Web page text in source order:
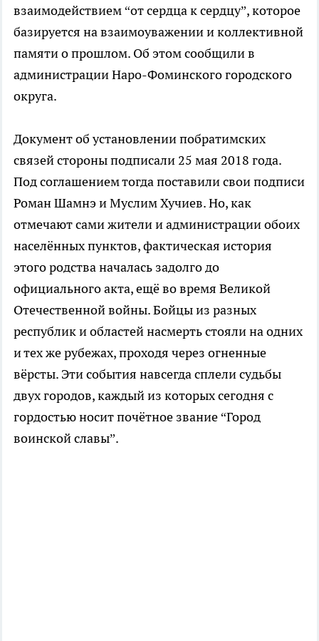
взаимодействием “от сердца к сердцу”, которое
базируется на взаимоуважении и коллективной
памяти о прошлом. Об этом сообщили в
администрации Наро-Фоминского городского
округа.
Документ об установлении побратимских
связей стороны подписали 25 мая 2018 года.
Под соглашением тогда поставили свои подписи
Роман Шамнэ и Муслим Хучиев. Но, как
отмечают сами жители и администрации обоих
населённых пунктов, фактическая история
этого родства началась задолго до
официального акта, ещё во время Великой
Отечественной войны. Бойцы из разных
республик и областей насмерть стояли на одних
и тех же рубежах, проходя через огненные
вёрсты. Эти события навсегда сплели судьбы
двух городов, каждый из которых сегодня с
гордостью носит почётное звание “Город
воинской славы”.